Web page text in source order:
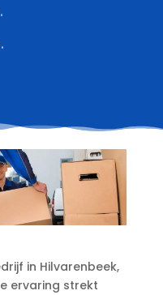
in Hilvarenbeek,
ervaring strekt